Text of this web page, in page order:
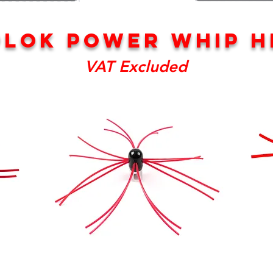
POWER WHIP
VAT Excluded